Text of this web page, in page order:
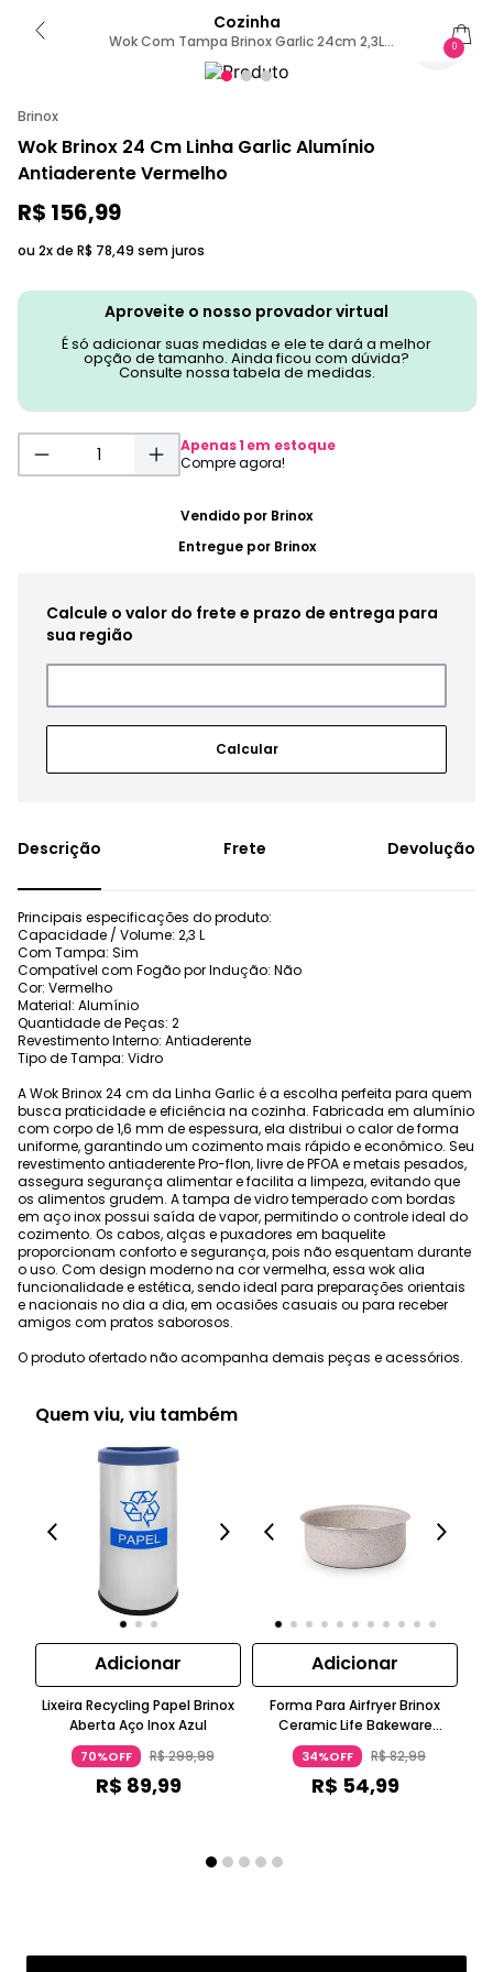
Cozinha
Wok Com Tampa Brinox Garlic 24cm 2,3L
Antiaderente Pro-Flon Vermelha Vermelho
0
Brinox
Wok Brinox 24 Cm Linha Garlic Alumínio
Antiaderente Vermelho
R$ 156,99
ou 2x de R$ 78,49 sem juros
Aproveite o nosso provador virtual
É só adicionar suas medidas e ele te dará a melhor
opção de tamanho. Ainda ficou com dúvida?
Consulte nossa tabela de medidas.
Apenas1 em estoque
Vendido por Brinox
Entregue por Brinox
Frete Devolução
Principais especificações do produto:
Capacidade / Volume: 2,3 L
Com Tampa: Sim
Compatível com Fogão por Indução: Não
Cor: Vermelho
Material: Alumínio
Quantidade de Peças: 2
Revestimento Interno: Antiaderente
Tipo de Tampa: Vidro
A Wok Brinox 24 cm da Linha Garlic é a escolha perfeita para quem
busca praticidade e eficiência na cozinha. Fabricada em alumínio
com corpo de 1,6 mm de espessura, ela distribui o calor de forma
uniforme, garantindo um cozimento mais rápido e econômico. Seu
revestimento antiaderente Pro-flon, livre de PFOA e metais pesados,
assegura segurança alimentar e facilita a limpeza, evitando que
os alimentos grudem. A tampa de vidro temperado com bordas
em aço inox possui saída de vapor, permitindo o controle ideal do
cozimento. Os cabos, alças e puxadores em baquelite
proporcionam conforto e segurança, pois não esquentam durante
o uso. Com design moderno na cor vermelha, essa wok alia
funcionalidade e estética, sendo ideal para preparações orientais
e nacionais no dia a dia, em ocasiões casuais ou para receber
amigos com pratos saborosos.
O produto ofertado não acompanha demais peças e acessórios.
Quem viu, viu também
Adicionar
Lixeira Recycling Papel Brinox
Aberta Aço Inox Azul
70%OFF R$299,99
R$ 89,99
Adicionar
Forma Para Airfryer Brinox
Ceramic Life Bakeware
Ø16Cm 7Cm Alumínio Vanilla
34%OFF R$82,99
R$ 54,99